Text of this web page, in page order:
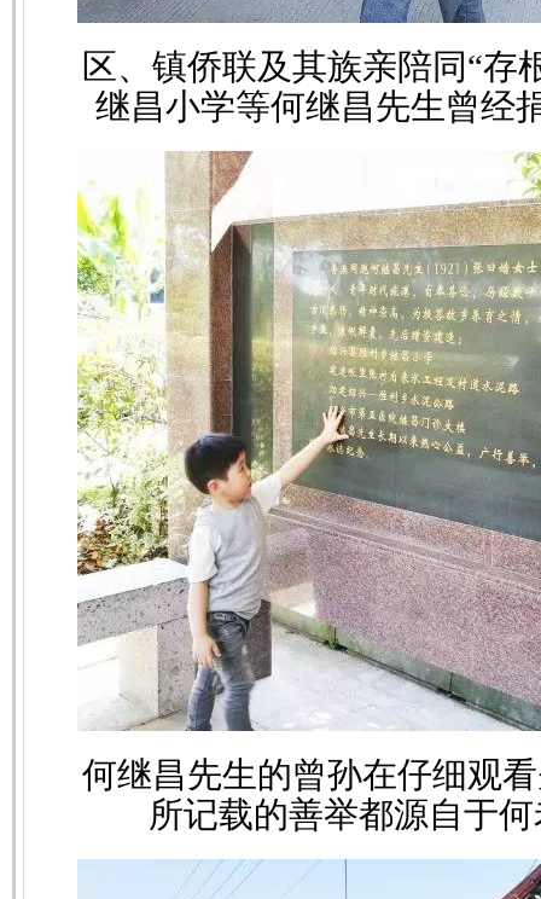
区、镇侨联及其族亲陪同“存
继昌小学等何继昌先生曾经
何继昌先生的曾孙在仔细观
所记载的善举都源自于